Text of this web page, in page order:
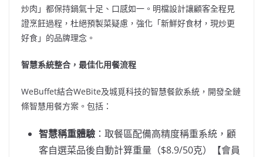
炒肉」都保持鍋氣十足、口感如一。明檔設計讓顧客全程見
證烹飪過程，杜絕預製菜疑慮，強化「新鮮好食材，現炒更
好食」的品牌理念。
智慧系統整合，最佳化用餐流程
WeBuffet結合WeBite及城覓科技的智慧餐飲系統，開發全鏈
條智慧用餐方案。包括：
智慧稱重體驗 ：取餐區配備高精度稱重系統，顧
客自選菜品後自動計算重量（$8.9/50克）【會員